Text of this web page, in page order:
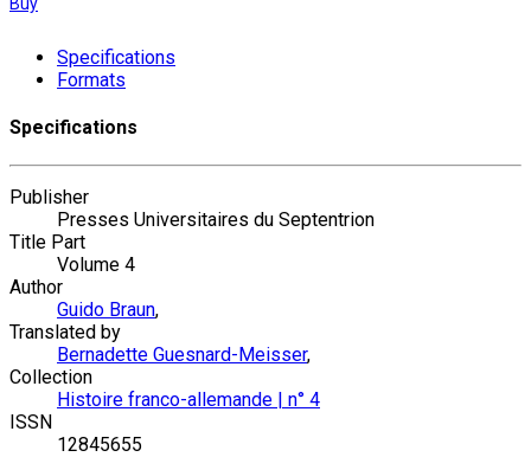
Specifications
Formats
Specifications
Publisher
Presses Universitaires du Septentrion
Title Part
Volume 4
Author
Guido Braun,
Translated by
Bernadette Guesnard-Meisser,
Collection
Histoire franco-allemande | n° 4
ISSN
12845655